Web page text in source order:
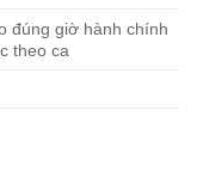
đúng giờ hành chính
theo ca